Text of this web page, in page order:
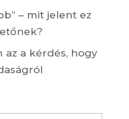
– mit jelent ez
az a kérdés, hogy